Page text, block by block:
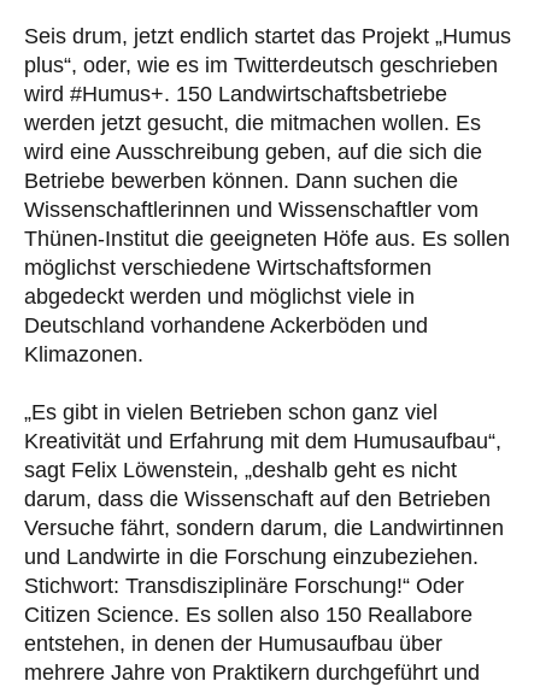
Seis drum, jetzt endlich startet das Projekt „Humus
plus“, oder, wie es im Twitterdeutsch geschrieben
wird #Humus+. 150 Landwirtschaftsbetriebe
werden jetzt gesucht, die mitmachen wollen. Es
wird eine Ausschreibung geben, auf die sich die
Betriebe bewerben können. Dann suchen die
Wissenschaftlerinnen und Wissenschaftler vom
Thünen-Institut die geeigneten Höfe aus. Es sollen
möglichst verschiedene Wirtschaftsformen
abgedeckt werden und möglichst viele in
Deutschland vorhandene Ackerböden und
Klimazonen.
„Es gibt in vielen Betrieben schon ganz viel
Kreativität und Erfahrung mit dem Humusaufbau“,
sagt Felix Löwenstein, „deshalb geht es nicht
darum, dass die Wissenschaft auf den Betrieben
Versuche fährt, sondern darum, die Landwirtinnen
und Landwirte in die Forschung einzubeziehen.
Stichwort: Transdisziplinäre Forschung!“ Oder
Citizen Science. Es sollen also 150 Reallabore
entstehen, in denen der Humusaufbau über
mehrere Jahre von Praktikern durchgeführt und